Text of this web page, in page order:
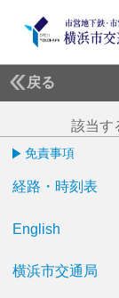
戻る
該当す
免責事項
経路・時刻表
English
横浜市交通局